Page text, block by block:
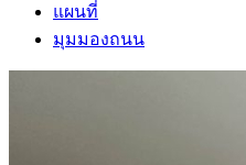
แผนที่
มุมมองถนน